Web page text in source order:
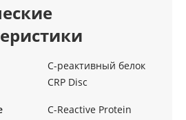
C-реактивный белок
CRP Disc
C-Reactive Protein